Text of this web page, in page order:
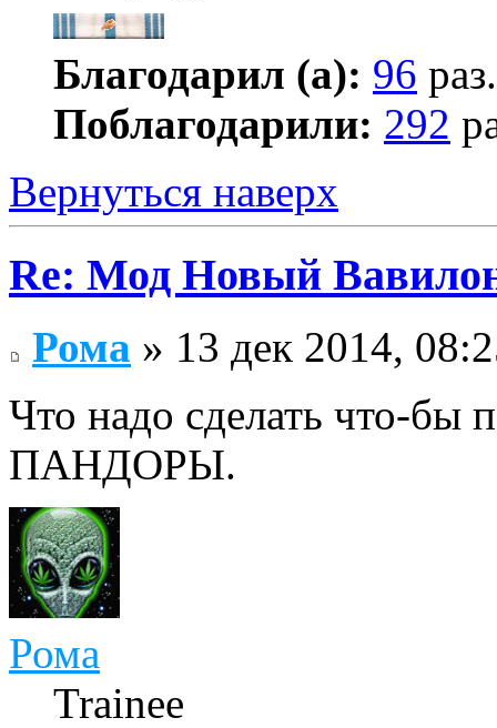
Благодарил (а): 96 раз.
Поблагодарили: 292
Вернуться наверх
Re: Мод Новый
Рома » 13 дек 2014,
Что надо сделать что-
ПАНДОРЫ.
Рома
Trainee